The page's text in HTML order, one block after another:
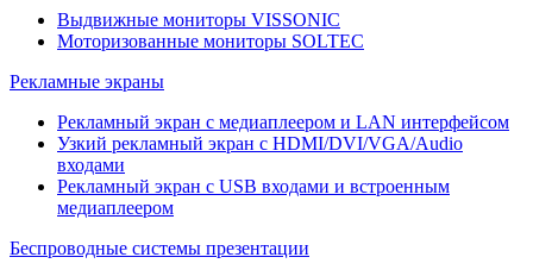
Выдвижные мониторы VISSONIC
Моторизованные мониторы SOLTEC
Рекламные экраны
Рекламный экран с медиаплеером и LAN интерфейсом
Узкий рекламный экран с HDMI/DVI/VGA/Audio
входами
Рекламный экран с USB входами и встроенным
медиаплеером
Беспроводные системы презентации